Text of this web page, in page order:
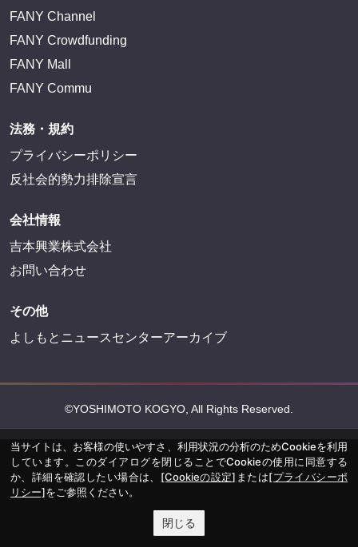
FANY Channel
FANY Crowdfunding
FANY Mall
FANY Commu
法務・規約
プライバシーポリシー
反社会的勢力排除宣言
会社情報
吉本興業株式会社
お問い合わせ
その他
よしもとニュースセンターアーカイブ
©YOSHIMOTO KOGYO, All Rights Reserved.
当サイトは、お客様の使いやすさ、利用状況の分析のためCookieを利用
しています。このダイアログを閉じることでCookieの使用に同意する
か、詳細を確認したい場合は、 [Cookieの設定] または[プライバシーポ
リシー]をご参照ください。
閉じる